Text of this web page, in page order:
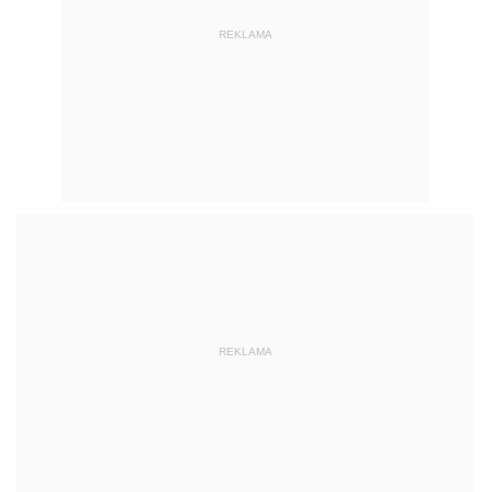
REKLAMA
REKLAMA